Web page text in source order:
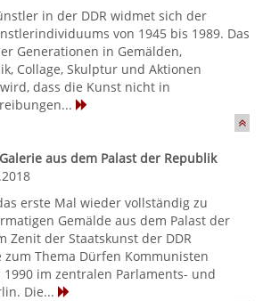
in der DDR widmet sich der
von 1945 bis 1989. Das
Generationen in Gemälden,
Collage, Skulptur und Aktionen
dass die Kunst nicht in
aus dem Palast der Republik
erste Mal wieder vollständig zu
Gemälde aus dem Palast der
Zenit der Staatskunst der DDR
Thema Dürfen Kommunisten
im zentralen Parlaments- und
Die...